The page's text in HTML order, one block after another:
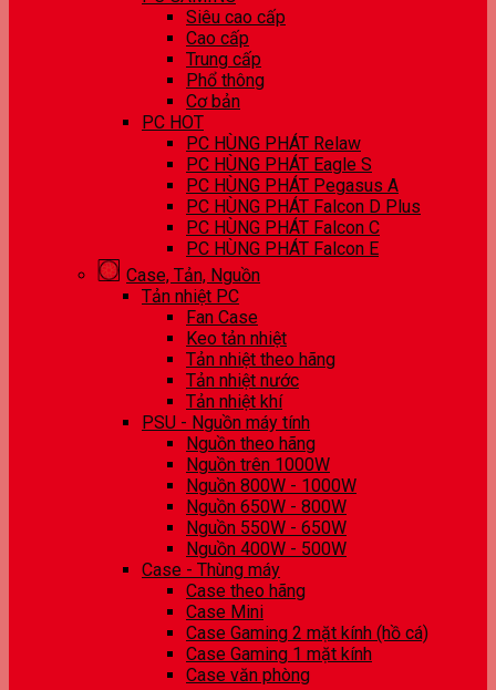
Siêu cao cấp
Cao cấp
Trung cấp
Phổ thông
Cơ bản
PC HOT
PC HÙNG PHÁT Relaw
PC HÙNG PHÁT Eagle S
PC HÙNG PHÁT Pegasus A
PC HÙNG PHÁT Falcon D Plus
PC HÙNG PHÁT Falcon C
PC HÙNG PHÁT Falcon E
Case, Tản, Nguồn
Tản nhiệt PC
Fan Case
Keo tản nhiệt
Tản nhiệt theo hãng
Tản nhiệt nước
Tản nhiệt khí
PSU - Nguồn máy tính
Nguồn theo hãng
Nguồn trên 1000W
Nguồn 800W - 1000W
Nguồn 650W - 800W
Nguồn 550W - 650W
Nguồn 400W - 500W
Case - Thùng máy
Case theo hãng
Case Mini
Case Gaming 2 mặt kính (hồ cá)
Case Gaming 1 mặt kính
Case văn phòng